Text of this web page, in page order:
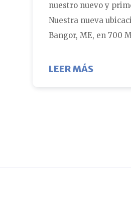
nuestro nuevo y
Nuestra nueva
Bangor, ME, en 700
LEER MÁSABOUT